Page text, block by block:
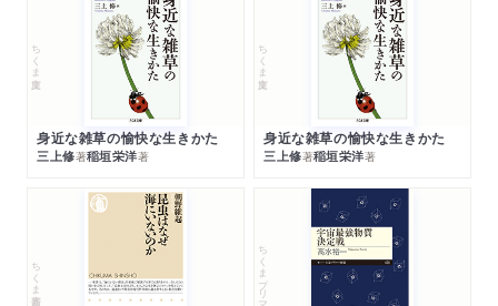
ちくま文庫
身近な雑草の愉快な生きかた
三上修著稲垣栄洋著
ちくま文庫
身近な雑草の愉快な生きかた
三上修著稲垣栄洋著
ちくま新書 ちくまプリマー新書